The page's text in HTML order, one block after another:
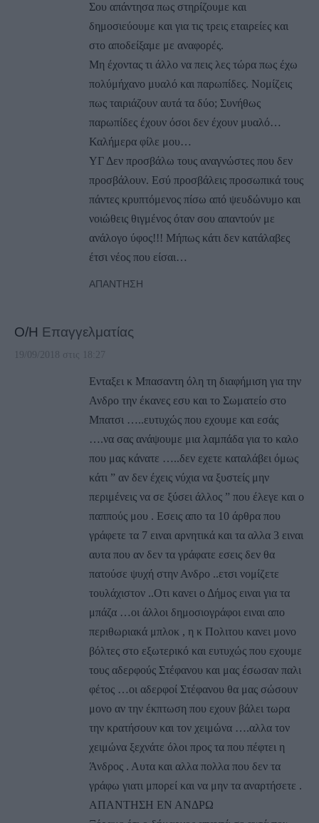
Σου απάντησα πως στηρίζουμε και
δημοσιεύουμε και για τις τρεις εταιρείες και
στο αποδείξαμε με αναφορές.
Μη έχοντας τι άλλο να πεις λες τώρα πως έχω
πολύμήχανο μυαλό και παρωπίδες. Νομίζεις
πως ταιριάζουν αυτά τα δύο; Συνήθως
παρωπίδες έχουν όσοι δεν έχουν μυαλό…
Καλήμερα φίλε μου…
ΥΓ Δεν προσβάλω τους αναγνώστες που δεν
προσβάλουν. Εσύ προσβάλεις προσωπικά τους
πάντες κρυπτόμενος πίσω από ψευδώνυμο και
νοιώθεις θιγμένος όταν σου απαντούν με
ανάλογο ύφος!!! Μήπως κάτι δεν κατάλαβες
έτσι νέος που είσαι…
ΑΠΆΝΤΗΣΗ
Ο/Η Επαγγελματίας
19/09/2018 στις 18:27
Ενταξει κ Μπασαντη όλη τη διαφήμιση για την
Ανδρο την έκανες εσυ και το Σωματείο στο
Μπατσι …..ευτυχώς που εχουμε και εσάς
….να σας ανάψουμε μια λαμπάδα για το καλο
που μας κάνατε …..δεν εχετε καταλάβει όμως
κάτι ” αν δεν έχεις νύχια να ξυστείς μην
περιμένεις να σε ξύσει άλλος ” που έλεγε και ο
παππούς μου . Εσεις απο τα 10 άρθρα που
γράφετε τα 7 ειναι αρνητικά και τα αλλα 3 ειναι
αυτα που αν δεν τα γράφατε εσεις δεν θα
πατούσε ψυχή στην Ανδρο ..ετσι νομίζετε
τουλάχιστον ..Οτι κανει ο Δήμος ειναι για τα
μπάζα …οι άλλοι δημοσιογράφοι ειναι απο
περιθωριακά μπλοκ , η κ Πολιτου κανει μονο
βόλτες στο εξωτερικό και ευτυχώς που εχουμε
τους αδερφούς Στέφανου και μας έσωσαν παλι
φέτος …οι αδερφοί Στέφανου θα μας σώσουν
μονο αν την έκπτωση που εχουν βάλει τωρα
την κρατήσουν και τον χειμώνα ….αλλα τον
χειμώνα ξεχνάτε όλοι προς τα που πέφτει η
Άνδρος . Αυτα και αλλα πολλα που δεν τα
γράφω γιατι μπορεί και να μην τα αναρτήσετε .
ΑΠΑΝΤΗΣΗ ΕΝ ΑΝΔΡΩ